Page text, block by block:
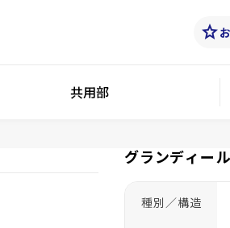
star
共用部
グランディー
種別／構造